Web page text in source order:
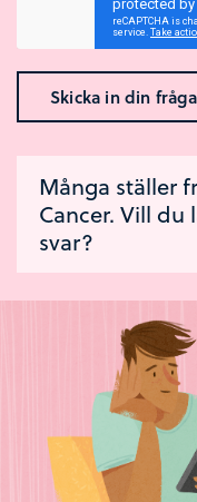
Skicka in din
Många ställer
Cancer. Vill du
svar?